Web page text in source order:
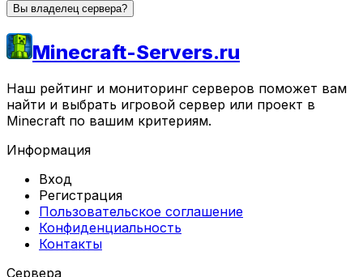
Вы владелец сервера?
Minecraft-Servers.ru
Наш рейтинг и мониторинг серверов поможет вам
найти и выбрать игровой сервер или проект в
Minecraft по вашим критериям.
Информация
Вход
Регистрация
Пользовательское соглашение
Конфиденциальность
Контакты
Сервера